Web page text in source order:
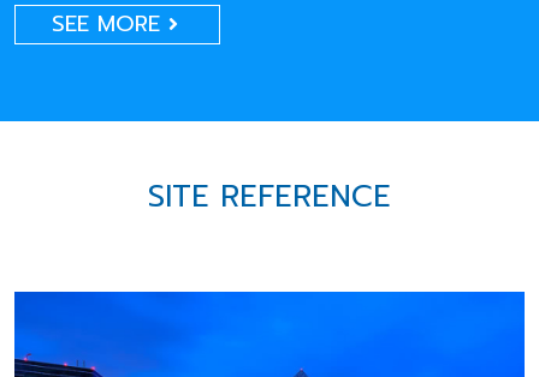
SEE MORE
SITE REFERENCE